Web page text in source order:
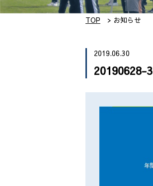
TOP お知らせ
2019.06.30
20190628-3